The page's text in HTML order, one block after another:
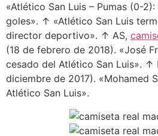
«Atlético San Luis – Pumas (0-
goles». ↑ «Atlético San Luis
director deportivo». ↑ AS,
(18 de febrero de 2018). «José
cesado del Atlético San Luis». ↑
diciembre de 2017). «Mohamed
Atlético San Luis».